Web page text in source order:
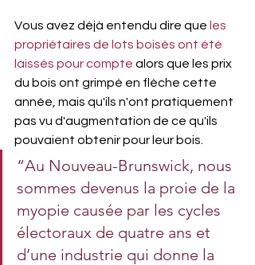
Vous avez déjà entendu dire que les
propriétaires de lots boisés ont été
laissés pour compte alors que les prix
du bois ont grimpé en flèche cette
année, mais qu'ils n'ont pratiquement
pas vu d'augmentation de ce qu'ils
pouvaient obtenir pour leur bois.
“Au Nouveau-Brunswick, nous
sommes devenus la proie de la
myopie causée par les cycles
électoraux de quatre ans et
d’une industrie qui donne la